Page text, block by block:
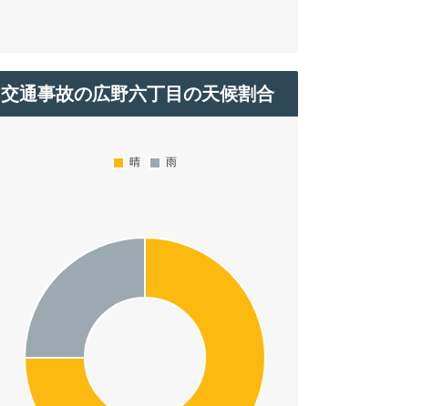
交通事故の広野六丁目の天候割合